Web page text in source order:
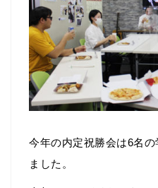
今年の内定祝勝会は6名
ました。